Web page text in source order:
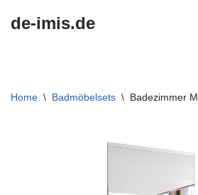
de-imis.de
Home \ Badmöbelsets \ Badezimmer